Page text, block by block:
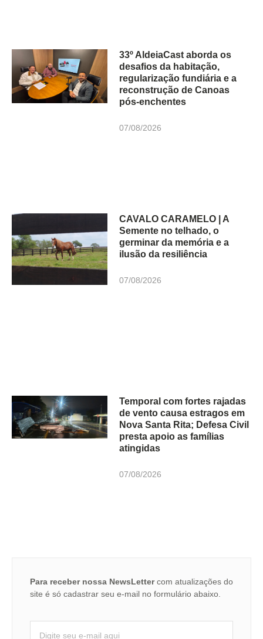
33º AldeiaCast aborda os
desafios da habitação,
regularização fundiária e a
reconstrução de Canoas
pós-enchentes
07/08/2026
CAVALO CARAMELO | A
Semente no telhado, o
germinar da memória e a
ilusão da resiliência
07/08/2026
Temporal com fortes rajadas
de vento causa estragos em
Nova Santa Rita; Defesa Civil
presta apoio as famílias
atingidas
07/08/2026
Para receber nossa NewsLettercom atualizações do
site é só cadastrar seu e-mail no formulário abaixo.